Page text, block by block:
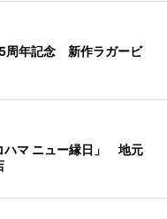
周年記念 新作ラガービ
ハマ ニュー縁日」 地元